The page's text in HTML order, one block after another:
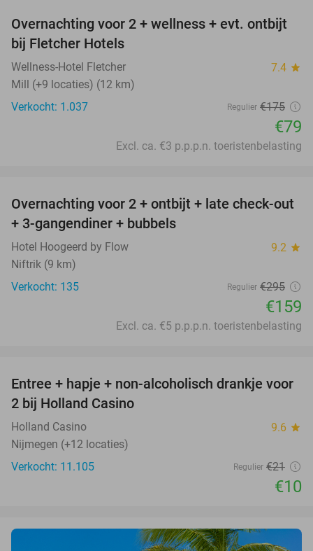
55%
Overnachting voor 2 + wellness + evt. ontbijt
bij Fletcher Hotels
Wellness-Hotel Fletcher 7.4 star
Mill (+9 locaties) (12 km)
Verkocht: 1.037
Regulier €175
€79
Excl. ca. €3 p.p.p.n. toeristenbelasting
46%
Overnachting voor 2 + ontbijt + late check-out
+ 3-gangendiner + bubbels
Hotel Hoogeerd by Flow 9.2 star
Niftrik (9 km)
Verkocht: 135
Regulier €295
€159
Excl. ca. €5 p.p.p.n. toeristenbelasting
52%
Entree + hapje + non-alcoholisch drankje voor
2 bij Holland Casino
Holland Casino 9.6 star
Nijmegen (+12 locaties)
Verkocht: 11.105
Regulier €21
€10